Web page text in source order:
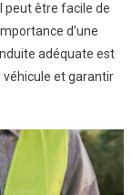
peut être facile de
d’une
adéquate est
et garantir